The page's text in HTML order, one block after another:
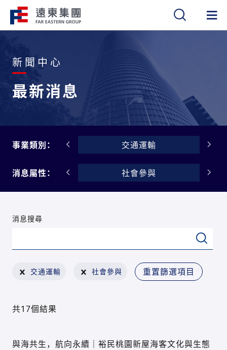
繁 簡 EN
新聞中心
最新消息
事業類別：
光旅館 交通運輸
消息屬性：
司治理 社會參與
消息搜尋
交通運輸 社會參與 重置篩選項目
共17個結果
與海共生，航向永續｜裕民桃園新屋海客文化與生態